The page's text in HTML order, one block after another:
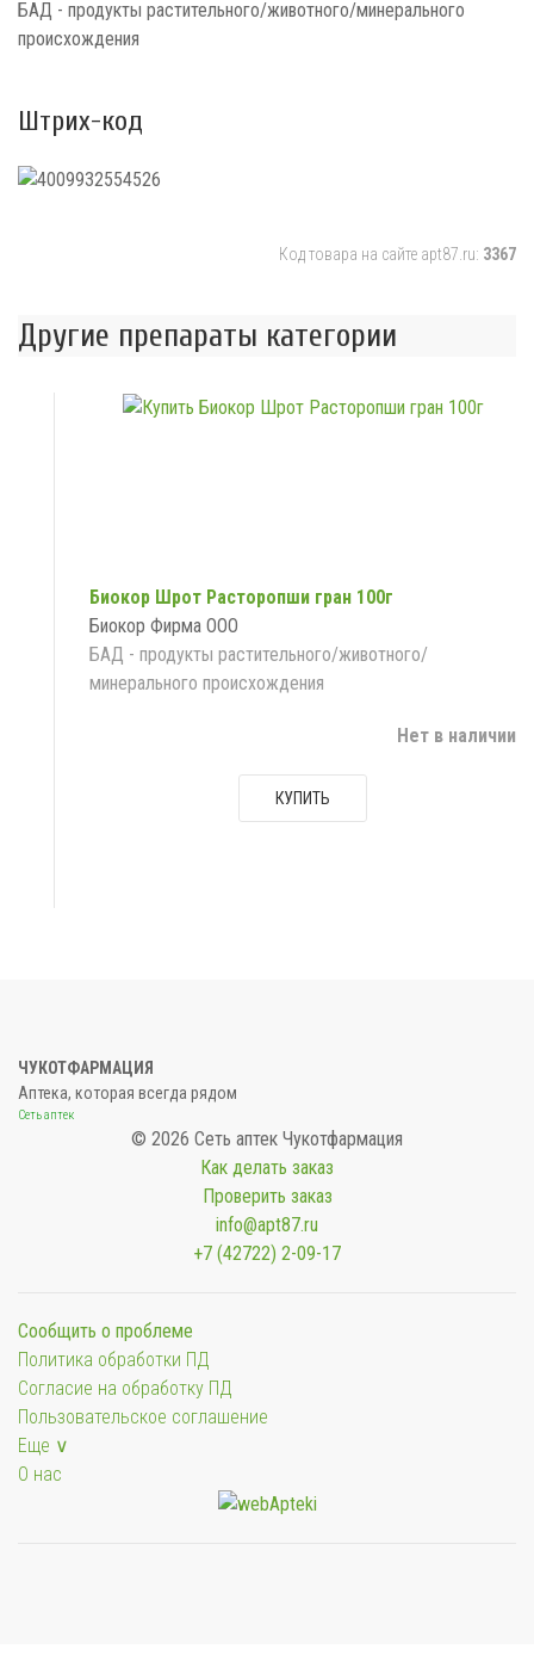
БАД - продукты растительного/животного/минерального
происхождения
Штрих-код
Код товара на сайте apt87.ru: 3367
Другие препараты категории
Биокор Шрот Расторопши гран 100г
Биокор Фирма ООО
БАД - продукты растительного/животного/
минерального происхождения
Нет в наличии
КУПИТЬ
ЧУКОТФАРМАЦИЯ
Аптека, которая всегда рядом
Сеть аптек
© 2026 Сеть аптек Чукотфармация
Как делать заказ
Проверить заказ
info@apt87.ru
+7 (42722) 2-09-17
Сообщить о проблеме
Политика обработки ПД
Согласие на обработку ПД
Пользовательское соглашение
Еще ∨
О нас